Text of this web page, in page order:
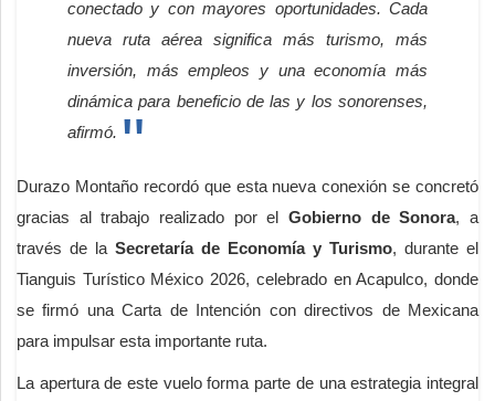
conectado y con mayores oportunidades. Cada
nueva ruta aérea significa más turismo, más
inversión, más empleos y una economía más
dinámica para beneficio de las y los sonorenses,
afirmó.
Durazo Montaño recordó que esta nueva conexión se concretó
gracias al trabajo realizado por el Gobierno de Sonora, a
través de la Secretaría de Economía y Turismo, durante el
Tianguis Turístico México 2026, celebrado en Acapulco, donde
se firmó una Carta de Intención con directivos de Mexicana
para impulsar esta importante ruta.
La apertura de este vuelo forma parte de una estrategia integral